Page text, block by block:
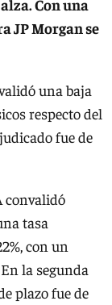
Con una
JP Morgan se
una baja
respecto del
fue de
convalidó
tasa
con un
la segunda
plazo fue de